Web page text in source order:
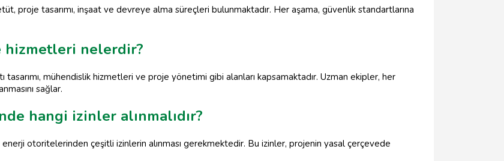
proje tasarımı, inşaat ve devreye alma süreçleri bulunmaktadır. Her aşama, güvenlik standartlarına
hizmetleri nelerdir?
mühendislik hizmetleri ve proje yönetimi gibi alanları kapsamaktadır. Uzman ekipler, her
sağlar.
hangi izinler alınmalıdır?
otoritelerinden çeşitli izinlerin alınması gerekmektedir. Bu izinler, projenin yasal çerçevede